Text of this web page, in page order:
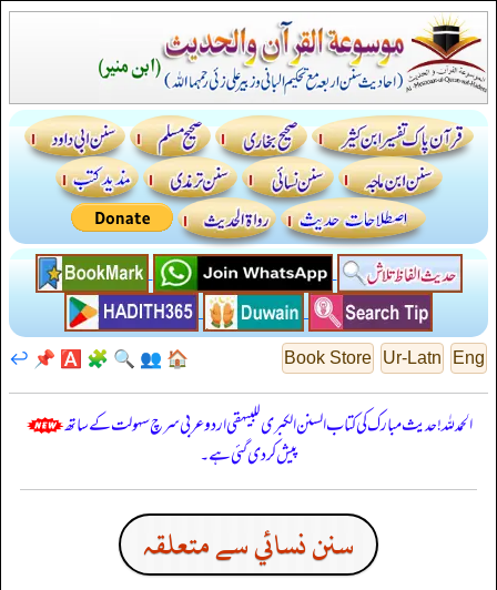
Eng
Ur-Latn
Book Store
🏠
👥
🔍
🧩
🅰️
📌
↩️
الحمدللہ! حدیث مبارک کی کتاب السنن الكبرى للبيهقي اردو عربی سرچ سہولت کے ساتھ
پیش کر دی گئی ہے۔
سنن نسائي سے متعلقہ